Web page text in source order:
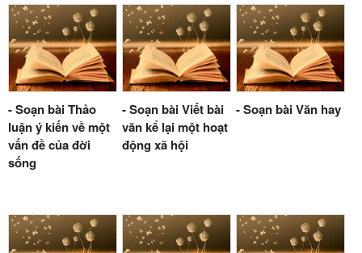
- Soạn bài Thảo
luận ý kiến về một
vấn đề của đời
sống
- Soạn bài Viết bài
văn kể lại một hoạt
động xã hội
- Soạn bài Văn hay